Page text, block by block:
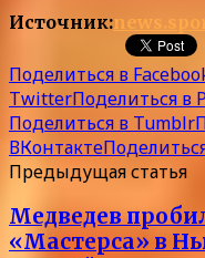
Источник:
Поделиться в
TwitterПоделиться в
Поделиться в Tumblr
ВКонтакте
Предыдущая статья
Медведев
«Мастерса» в